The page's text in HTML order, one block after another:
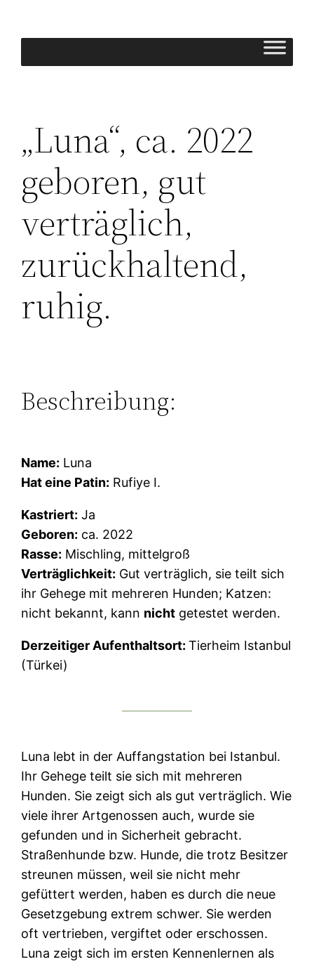
„Luna“, ca. 2022
geboren, gut
verträglich,
zurückhaltend,
ruhig.
Beschreibung:
Name: Luna
Hat eine Patin: Rufiye I.
Kastriert: Ja
Geboren: ca. 2022
Rasse: Mischling, mittelgroß
Verträglichkeit: Gut verträglich, sie teilt sich
ihr Gehege mit mehreren Hunden; Katzen:
nicht bekannt, kann nicht getestet werden.
Derzeitiger Aufenthaltsort:Tierheim Istanbul
(Türkei)
Luna lebt in der Auffangstation bei Istanbul.
Ihr Gehege teilt sie sich mit mehreren
Hunden. Sie zeigt sich als gut verträglich. Wie
viele ihrer Artgenossen auch, wurde sie
gefunden und in Sicherheit gebracht.
Straßenhunde bzw. Hunde, die trotz Besitzer
streunen müssen, weil sie nicht mehr
gefüttert werden, haben es durch die neue
Gesetzgebung extrem schwer. Sie werden
oft vertrieben, vergiftet oder erschossen.
Luna zeigt sich im ersten Kennenlernen als